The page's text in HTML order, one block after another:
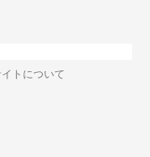
トについて